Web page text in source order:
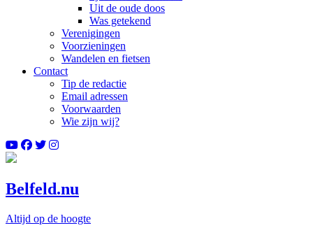
Uit de oude doos
Was getekend
Verenigingen
Voorzieningen
Wandelen en fietsen
Contact
Tip de redactie
Email adressen
Voorwaarden
Wie zijn wij?
Belfeld.nu
Altijd op de hoogte